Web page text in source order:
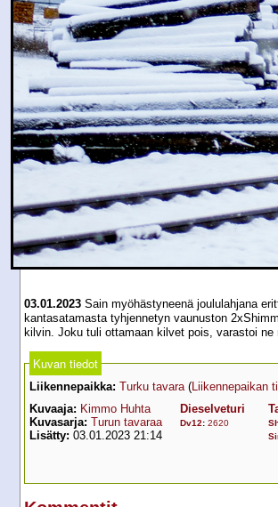
03.01.2023 Sain myöhästyneenä joululahjana
kantasatamasta tyhjennetyn vaunuston
kilvin. Joku tuli ottamaan kilvet pois, varastoi
Kuvan tiedot
Liikennepaikka: Turku tavara (Liikennepaikan
Kuvaaja: Kimmo Huhta
Kuvasarja: Turun tavaraa
Lisätty: 03.01.2023 21:14
Dieselveturi
Dv12: 2620